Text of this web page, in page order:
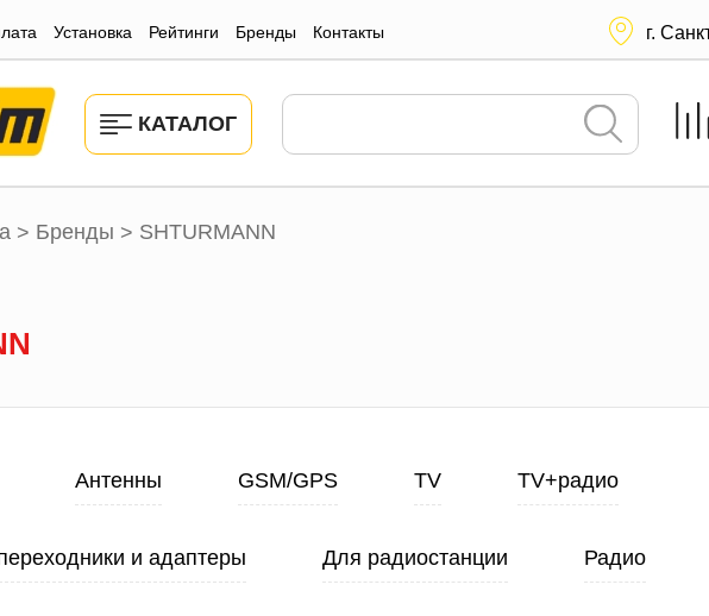
Установка Рейтинги Бренды Контакты г.
КАТАЛОГ
> Бренды > SHTURMANN
Антенны GSM/GPS TV TV+радио
и адаптеры Для радиостанции Радио